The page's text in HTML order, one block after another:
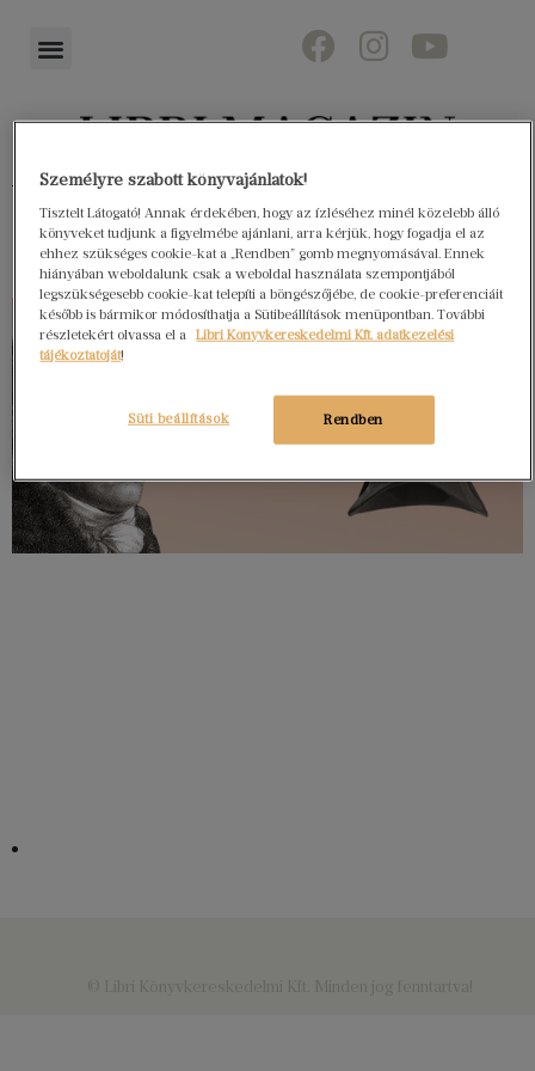
Könyvektől az olvasókig
Személyre szabott könyvajánlatok!
Tisztelt Látogató! Annak érdekében, hogy az ízléséhez minél közelebb álló
könyveket tudjunk a figyelmébe ajánlani, arra kérjük, hogy fogadja el az
ehhez szükséges cookie-kat a „Rendben” gomb megnyomásával. Ennek
hiányában weboldalunk csak a weboldal használata szempontjából
legszükségesebb cookie-kat telepíti a böngészőjébe, de cookie-preferenciáit
később is bármikor módosíthatja a Sütibeállítások menüpontban. További
részletekért olvassa el a
Libri Könyvkereskedelmi Kft. adatkezelési
tájékoztatóját!
Rendben
Süti beállítások